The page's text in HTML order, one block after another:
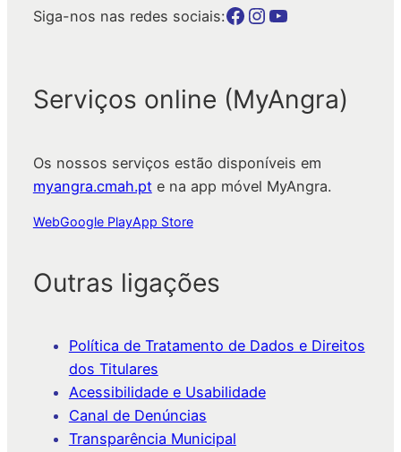
Siga-nos nas redes sociais:Botão para a página da autarquia no Facebook Botão para a página da autarquia no Instagram Botão para a página da autarquia no Youtube
Serviços online (MyAngra)
Os nossos serviços estão disponíveis em
myangra.cmah.pt e na app móvel MyAngra.
WebGoogle PlayApp Store
Outras ligações
Política de Tratamento de Dados e Direitos
dos Titulares
Acessibilidade e Usabilidade
Canal de Denúncias
Transparência Municipal